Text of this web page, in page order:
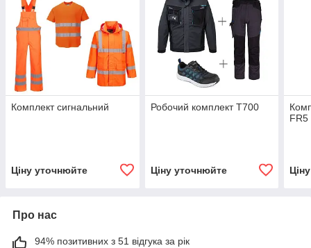
Комплект сигнальний
Ціну уточнюйте
Робочий комплект Т700
Ціну уточнюйте
FR5
Про нас
94% позитивних з 51 відгука за рік